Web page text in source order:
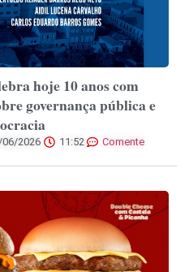
hoje 10 anos com
governança pública e
06/2026 11:52 Comente